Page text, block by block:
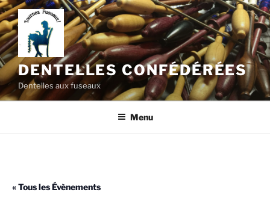
Aller
au
contenu
principal
DENTELLES CONFÉDÉRÉES
Dentelles aux fuseaux
Menu
« Tous les Évènements